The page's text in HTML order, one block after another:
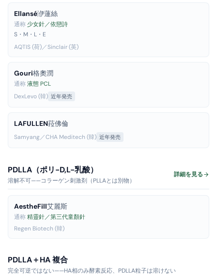
Ellansé洢蓮絲
通称 少女針／依戀詩
S・M・L・E
AQTIS (荷)／Sinclair (英)
Gouri格奧潤
通称液態 PCL
DexLevo (韓) 近年発売
LAFULLEN菈佛倫
Samyang／CHA Meditech (韓) 近年発売
PDLLA（ポリ-D,L-乳酸）
溶解不可——コラーゲン刺激剤（PLLAとは別物）
詳細を見る
AestheFill艾麗斯
通称精靈針／第三代童顏針
Regen Biotech (韓)
PDLLA＋HA 複合
完全可逆ではない——HA相のみ酵素反応、PDLLA粒子は溶けない